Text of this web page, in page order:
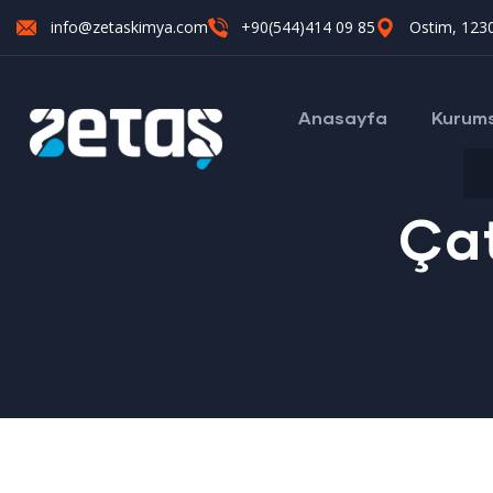
info@zetaskimya.com +90(544)414 09 85 Ostim,
Anasayfa